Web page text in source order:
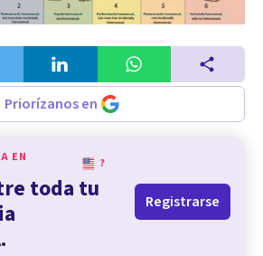
Priorízanos en
EN
?
toda tu
Registrarse